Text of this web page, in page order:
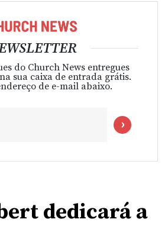
do Church News entregues
sua caixa de entrada grátis.
de e-mail abaixo.
dedicará a